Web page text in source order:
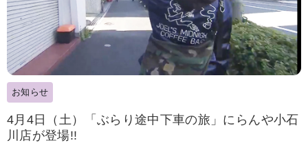
お知らせ
4月4日（土）「ぶらり途中下車の旅」にらんや小石
川店が登場!!